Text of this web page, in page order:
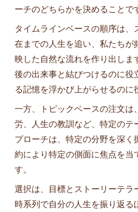
ーチのどちらかを決めることで
タイムラインベースの順序は
在までの人生を追い、私たちが
映した自然な流れを作り出し
後の出来事と結びつけるのに
る記憶を浮かび上がらせるのに
一方、トピックベースの注文
労、人生の教訓など、特定の
プローチは、特定の分野を深
約により特定の側面に焦点を
す。
選択は、目標とストーリーテラ
時系列で自分の人生を振り返